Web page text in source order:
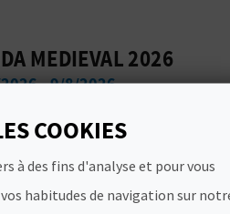
MEDIEVAL 2026
- 9/8/2026
COOKIES
à des fins d'analyse et pour vous
habitudes de navigation sur